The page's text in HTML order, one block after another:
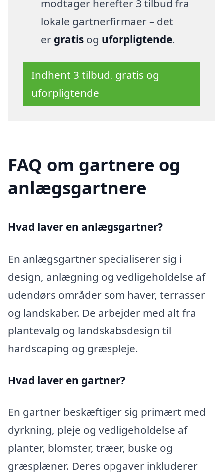
modtager herefter 3 tilbud fra
lokale gartnerfirmaer – det
er gratisog uforpligtende.
Indhent 3 tilbud, gratis og
uforpligtende
FAQ om gartnere og
anlægsgartnere
Hvad laver en anlægsgartner?
En anlægsgartner specialiserer sig i
design, anlægning og vedligeholdelse af
udendørs områder som haver, terrasser
og landskaber. De arbejder med alt fra
plantevalg og landskabsdesign til
hardscaping og græspleje.
Hvad laver en gartner?
En gartner beskæftiger sig primært med
dyrkning, pleje og vedligeholdelse af
planter, blomster, træer, buske og
græsplæner. Deres opgaver inkluderer